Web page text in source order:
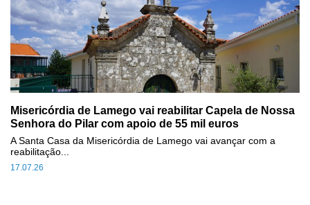
Misericórdia de Lamego vai reabilitar Capela de Nossa
Senhora do Pilar com apoio de 55 mil euros
17.07.26
A Santa Casa da Misericórdia de Lamego vai avançar com a
reabilitação...